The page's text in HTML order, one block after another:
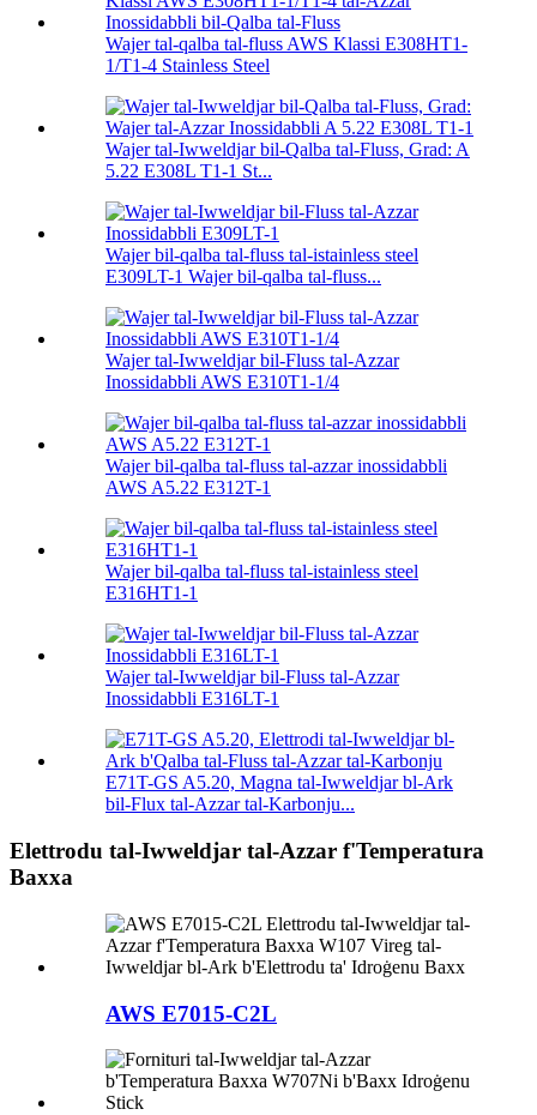
Wajer tal-qalba tal-fluss AWS Klassi E308HT1-
1/T1-4 Stainless Steel
Wajer tal-Iwweldjar bil-Qalba tal-Fluss, Grad: A
5.22 E308L T1-1 St...
Wajer bil-qalba tal-fluss tal-istainless steel
E309LT-1 Wajer bil-qalba tal-fluss...
Wajer tal-Iwweldjar bil-Fluss tal-Azzar
Inossidabbli AWS E310T1-1/4
Wajer bil-qalba tal-fluss tal-azzar inossidabbli
AWS A5.22 E312T-1
Wajer bil-qalba tal-fluss tal-istainless steel
E316HT1-1
Wajer tal-Iwweldjar bil-Fluss tal-Azzar
Inossidabbli E316LT-1
E71T-GS A5.20, Magna tal-Iwweldjar bl-Ark
bil-Flux tal-Azzar tal-Karbonju...
Elettrodu tal-Iwweldjar tal-Azzar f'Temperatura
Baxxa
AWS E7015-C2L